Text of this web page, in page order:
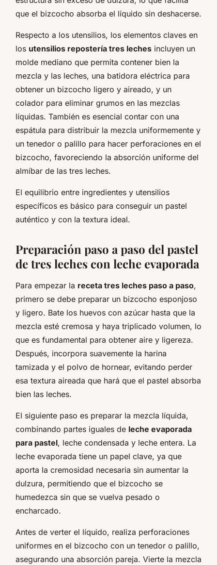
que el bizcocho absorba el líquido sin deshacerse.
Respecto a los utensilios, los elementos claves en
los utensilios repostería tres leches incluyen un
molde mediano que permita contener bien la
mezcla y las leches, una batidora eléctrica para
obtener un bizcocho ligero y aireado, y un
colador para eliminar grumos en las mezclas
líquidas. También es esencial contar con una
espátula para distribuir la mezcla uniformemente y
un tenedor o palillo para hacer perforaciones en el
bizcocho, favoreciendo la absorción uniforme del
almíbar de las tres leches.
El equilibrio entre ingredientes y utensilios
específicos es básico para conseguir un pastel
auténtico y con la textura ideal.
Preparación paso a paso del pastel
de tres leches con leche evaporada
Para empezar la receta tres leches paso a paso,
primero se debe preparar un bizcocho esponjoso
y ligero. Bate los huevos con azúcar hasta que la
mezcla esté cremosa y haya triplicado volumen, lo
que es fundamental para obtener aire y ligereza.
Después, incorpora suavemente la harina
tamizada y el polvo de hornear, evitando perder
esa textura aireada que hará que el pastel absorba
bien las leches.
El siguiente paso es preparar la mezcla líquida,
combinando partes iguales de leche evaporada
para pastel, leche condensada y leche entera. La
leche evaporada tiene un papel clave, ya que
aporta la cremosidad necesaria sin aumentar la
dulzura, permitiendo que el bizcocho se
humedezca sin que se vuelva pesado o
encharcado.
Antes de verter el líquido, realiza perforaciones
uniformes en el bizcocho con un tenedor o palillo,
asegurando una absorción pareja. Vierte la mezcla